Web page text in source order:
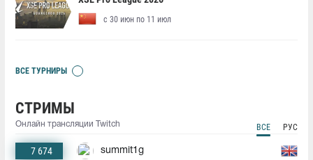
с 30 июн по 11 июл
ВСЕ ТУРНИРЫ
СТРИМЫ
Онлайн трансляции Twitch ВСЕ РУС
7 674 summit1g